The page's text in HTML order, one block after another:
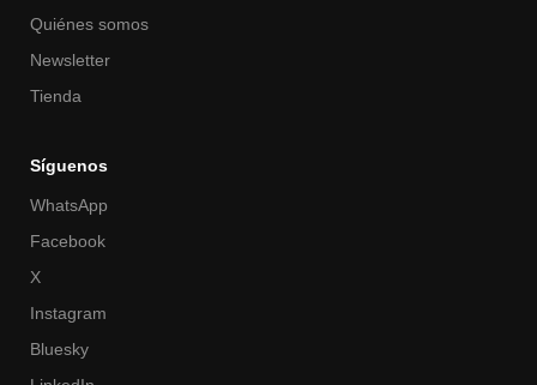
Quiénes somos
Newsletter
Tienda
Síguenos
WhatsApp
Facebook
X
Instagram
Bluesky